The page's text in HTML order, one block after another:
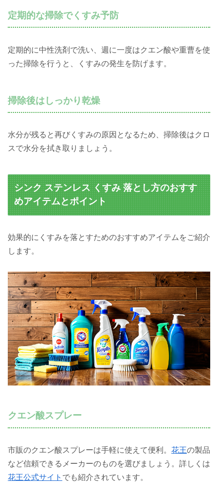
定期的な掃除でくすみ予防
定期的に中性洗剤で洗い、週に一度はクエン酸や重曹を使
った掃除を行うと、くすみの発生を防げます。
掃除後はしっかり乾燥
水分が残ると再びくすみの原因となるため、掃除後はクロ
スで水分を拭き取りましょう。
シンク ステンレス くすみ 落とし方のおすす
めアイテムとポイント
効果的にくすみを落とすためのおすすめアイテムをご紹介
します。
クエン酸スプレー
市販のクエン酸スプレーは手軽に使えて便利。 花王の製品
など信頼できるメーカーのものを選びましょう。詳しくは
花王公式サイト でも紹介されています。